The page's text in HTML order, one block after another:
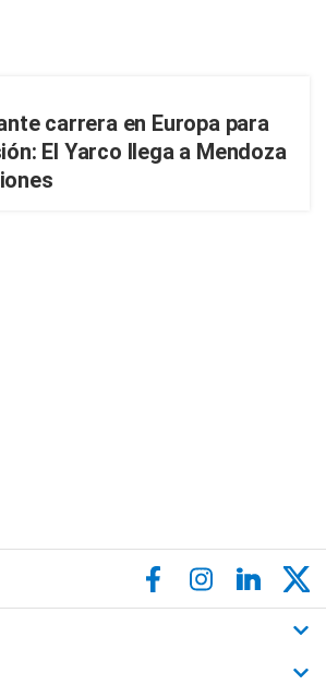
carrera en Europa para
El Yarco llega a Mendoza